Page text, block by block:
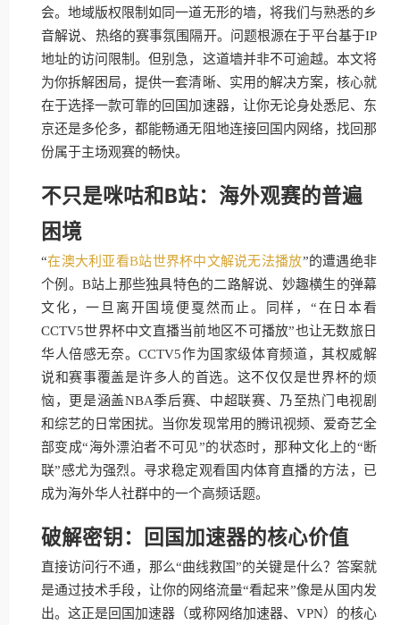
会。地域版权限制如同一道无形的墙，将我们与熟悉的乡
音解说、热络的赛事氛围隔开。问题根源在于平台基于IP
地址的访问限制。但别急，这道墙并非不可逾越。本文将
为你拆解困局，提供一套清晰、实用的解决方案，核心就
在于选择一款可靠的回国加速器，让你无论身处悉尼、东
京还是多伦多，都能畅通无阻地连接回国内网络，找回那
份属于主场观赛的畅快。
不只是咪咕和B站：海外观赛的普遍
困境
“在澳大利亚看B站世界杯中文解说无法播放”的遭遇绝非
个例。B站上那些独具特色的二路解说、妙趣横生的弹幕
文化，一旦离开国境便戛然而止。同样，“在日本看
CCTV5世界杯中文直播当前地区不可播放”也让无数旅日
华人倍感无奈。CCTV5作为国家级体育频道，其权威解
说和赛事覆盖是许多人的首选。这不仅仅是世界杯的烦
恼，更是涵盖NBA季后赛、中超联赛、乃至热门电视剧
和综艺的日常困扰。当你发现常用的腾讯视频、爱奇艺全
部变成“海外漂泊者不可见”的状态时，那种文化上的“断
联”感尤为强烈。寻求稳定观看国内体育直播的方法，已
成为海外华人社群中的一个高频话题。
破解密钥：回国加速器的核心价值
直接访问行不通，那么“曲线救国”的关键是什么？答案就
是通过技术手段，让你的网络流量“看起来”像是从国内发
出。这正是回国加速器（或称网络加速器、VPN）的核心